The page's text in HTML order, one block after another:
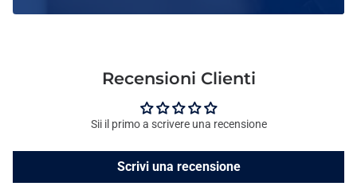
Recensioni Clienti
Sii il primo a scrivere una recensione
Scrivi una recensione